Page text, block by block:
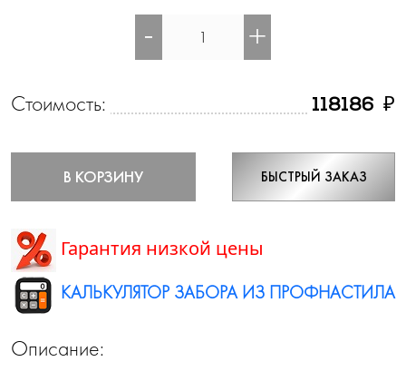
- +
Стоимость: 118186 ₽
В КОРЗИНУ БЫСТРЫЙ ЗАКАЗ
Гарантия низкой цены
КАЛЬКУЛЯТОР ЗАБОРА ИЗ ПРОФНАСТИЛА
Описание: